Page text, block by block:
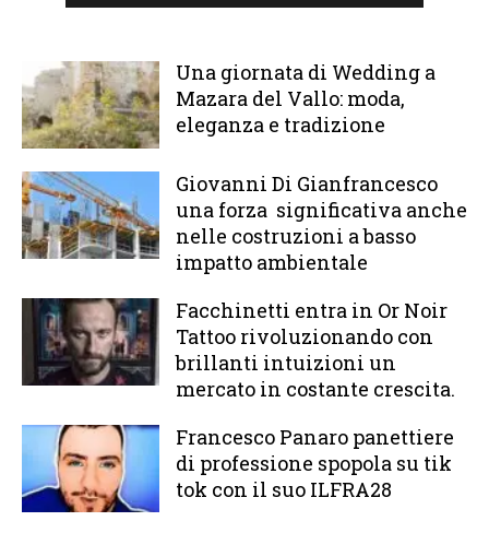
Una giornata di Wedding a
Mazara del Vallo: moda,
eleganza e tradizione
Giovanni Di Gianfrancesco
una forza significativa anche
nelle costruzioni a basso
impatto ambientale
Facchinetti entra in Or Noir
Tattoo rivoluzionando con
brillanti intuizioni un
mercato in costante crescita.
Francesco Panaro panettiere
di professione spopola su tik
tok con il suo ILFRA28